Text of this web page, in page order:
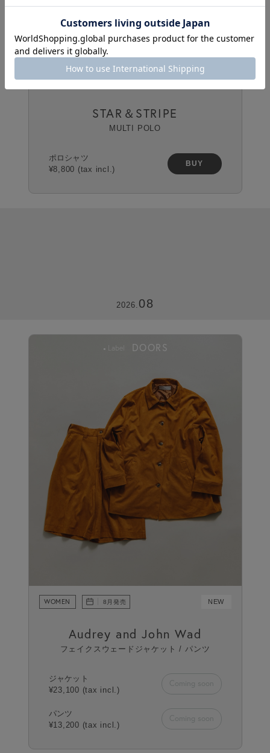
WOMEN 7月発売 NEW
STAR＆STRIPE
MULTI POLO
ポロシャツ
¥8,800 (tax incl.)
BUY
2026. 08
Label DOORS
WOMEN 8月発売 NEW
Audrey and John Wad
フェイクスウェードジャケット / パンツ
ジャケット
¥23,100 (tax incl.)
Coming soon
パンツ
¥13,200 (tax incl.)
Coming soon